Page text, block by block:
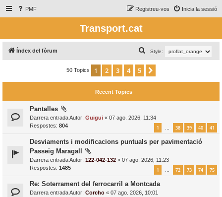
PMF Inicia la sessió
Registreu-vos
Transport.cat
Índex del fòrum Style:
e
50 Topics 1 2 3 4 5
Recent Topics
Pantalles
Darrera entrada Autor: Guigui « 07 ago. 2026, 11:34
Respostes: 804 1 … 38 39 40 41
Desviaments i modificacions puntuals per pavimentació
Passeig Maragall
Darrera entrada Autor: 122-042-132 « 07 ago. 2026, 11:23
Respostes: 1485 1 … 72 73 74 75
Re: Soterrament del ferrocarril a Montcada
Darrera entrada Autor: Corcho « 07 ago. 2026, 10:01